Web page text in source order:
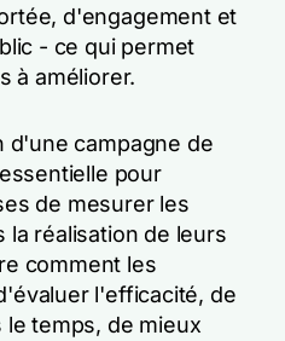
d'engagement et
- ce qui permet
à améliorer.
d'une campagne de
pour
de mesurer les
la réalisation de leurs
comment les
l'efficacité, de
temps, de mieux